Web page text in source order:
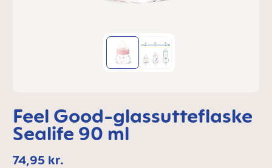
Feel Good-glassutteflaske
Sealife 90 ml
74,95 kr.